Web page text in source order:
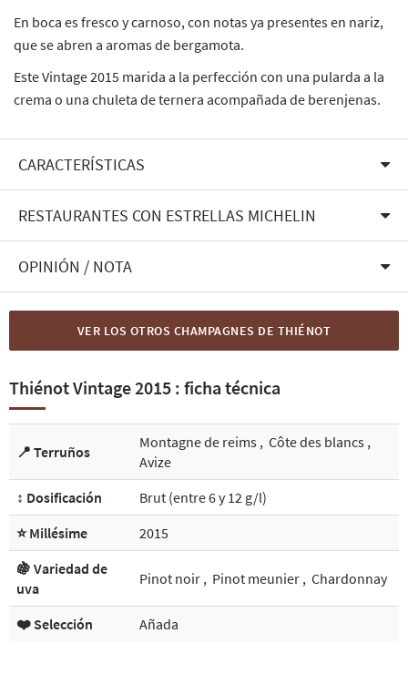
En boca es fresco y carnoso, con notas ya presentes en nariz,
que se abren a aromas de bergamota.
Este Vintage 2015 marida a la perfección con una pularda a la
crema o una chuleta de ternera acompañada de berenjenas.
CARACTERÍSTICAS
RESTAURANTES CON ESTRELLAS MICHELIN
OPINIÓN / NOTA
VER LOS OTROS CHAMPAGNES DE THIÉNOT
Thiénot Vintage 2015 : ficha técnica
📍 Terruños
Montagne de reims , Côte des blancs ,
Avize
↕️ Dosificación
Brut (entre 6 y 12 g/l)
⭐ Millésime
2015
🍇 Variedad de
uva
Pinot noir , Pinot meunier , Chardonnay
❤️ Selección Añada